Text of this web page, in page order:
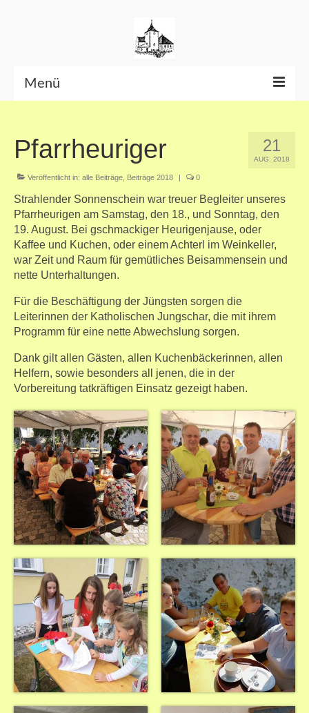
Menü
Datenschutzerklärung 21
AUG. 2018
Pfarrheuriger
Veröffentlicht in: alle Beiträge Beiträge 2018 | 0
Strahlender Sonnenschein war treuer Begleiter unseres
Pfarrheurigen am Samstag, den 18., und Sonntag, den
19. August. Bei gschmackiger Heurigenjause, oder
Kaffee und Kuchen, oder einem Achterl im Weinkeller,
war Zeit und Raum für gemütliches Beisammensein und
nette Unterhaltungen.
Für die Beschäftigung der Jüngsten sorgen die
Leiterinnen der Katholischen Jungschar, die mit ihrem
Programm für eine nette Abwechslung sorgen.
Dank gilt allen Gästen, allen Kuchenbäckerinnen, allen
Helfern, sowie besonders all jenen, die in der
Vorbereitung tatkräftigen Einsatz gezeigt haben.